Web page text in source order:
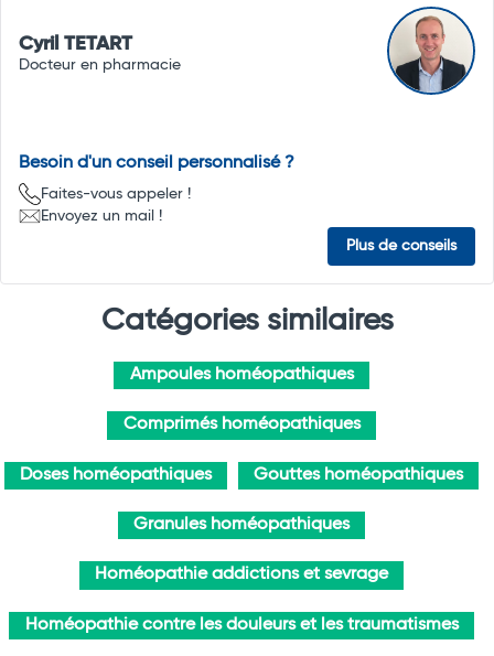
Cyril TETART
Docteur en pharmacie
Besoin d'un conseil personnalisé ?
Faites-vous appeler !
Envoyez un mail !
Plus de conseils
Catégories similaires
Ampoules homéopathiques
Comprimés homéopathiques
Doses homéopathiques Gouttes homéopathiques
Granules homéopathiques
Homéopathie addictions et sevrage
Homéopathie contre les douleurs et les traumatismes